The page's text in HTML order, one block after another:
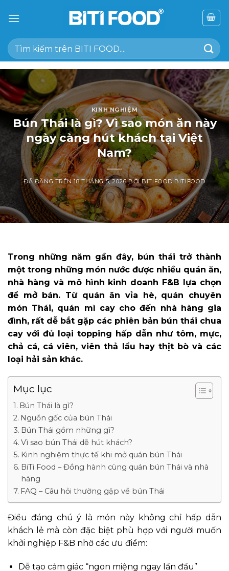
đến
dung
Tìm
kiếm:
KINH NGHIỆM
Bún Thái là gì? Vì sao món ăn này
ngày càng hút khách tại Việt
Nam?
ĐÃ ĐĂNG TRÊN18 THÁNG 5, 2026 BỞIBITIFOOD BITIFOOD
Trong những năm gần đây, bún thái trở thành
một trong những món nước được nhiều quán ăn,
nhà hàng và mô hình kinh doanh F&B lựa chọn
để mở bán. Từ quán ăn vỉa hè, quán chuyên
món Thái, quán mì cay cho đến nhà hàng gia
đình, rất dễ bắt gặp các phiên bản bún thái chua
cay với đủ loại topping hấp dẫn như tôm, mực,
chả cá, cá viên, viên thả lẩu hay thịt bò và các
loại hải sản khác.
Mục lục
Bún Thái là gì?
Nguồn gốc của bún Thái
Bún Thái gồm những gì?
Vì sao bún Thái dễ hút khách?
Kinh nghiệm thực tế khi mở quán bún Thái
BiTi Food – Đồng hành cùng quán bún Thái và nhà
hàng
FAQ – Câu hỏi thường gặp về bún Thái
Điều đáng chú ý là món này không chỉ hấp dẫn
khách lẻ mà còn đặc biệt phù hợp với người muốn
khởi nghiệp F&B nhờ các ưu điểm:
Dễ tạo cảm giác “ngon miệng ngay lần đầu”